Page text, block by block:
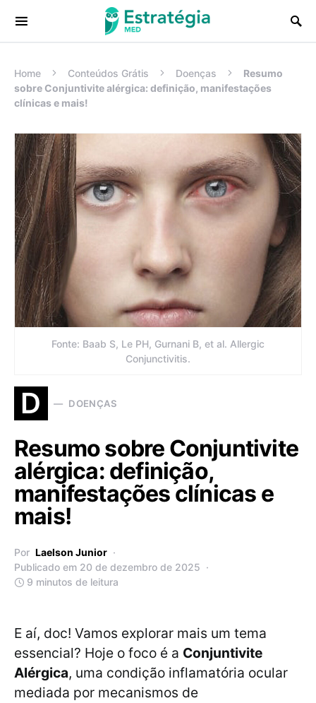
Procurar:
Home Conteúdos Grátis Doenças
Resumo
sobre Conjuntivite alérgica: definição, manifestações
clínicas e mais!
Fonte: Baab S, Le PH, Gurnani B, et al. Allergic
Conjunctivitis.
D DOENÇAS
Resumo sobre Conjuntivite
alérgica: definição,
manifestações clínicas e
mais!
Por Laelson Junior
Publicado em 20 de dezembro de 2025
9 minutos de leitura
E aí, doc! Vamos explorar mais um tema
essencial? Hoje o foco é a Conjuntivite
Alérgica, uma condição inflamatória ocular
mediada por mecanismos de